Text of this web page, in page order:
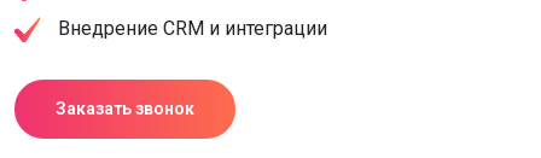
Внедрение CRM и интеграции
Заказать звонок